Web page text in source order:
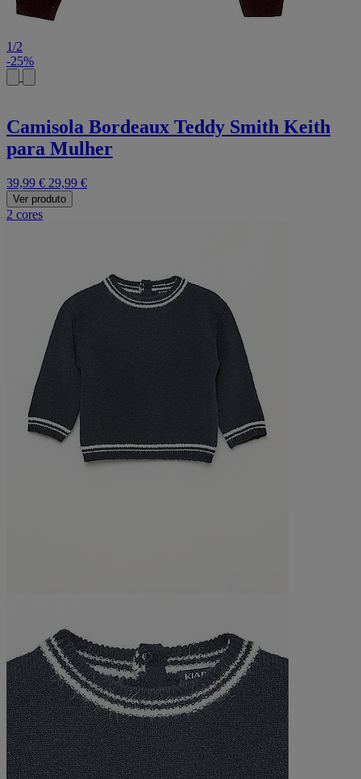
1/2
-25%
Camisola Bordeaux Teddy Smith Keith
para Mulher
39,99 € 29,99 €
Ver produto
2 cores